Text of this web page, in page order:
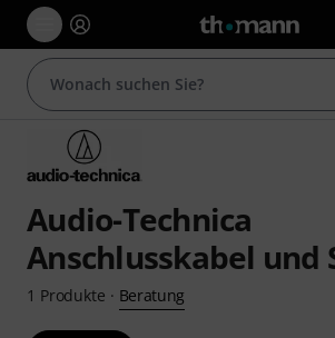
Audio-Technica
Anschlusskabel und
1 Produkte · Beratung